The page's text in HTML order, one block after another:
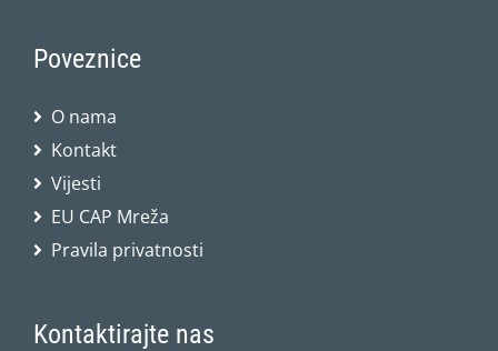
Poveznice
O nama
Kontakt
Vijesti
EU CAP Mreža
Pravila privatnosti
Kontaktirajte nas